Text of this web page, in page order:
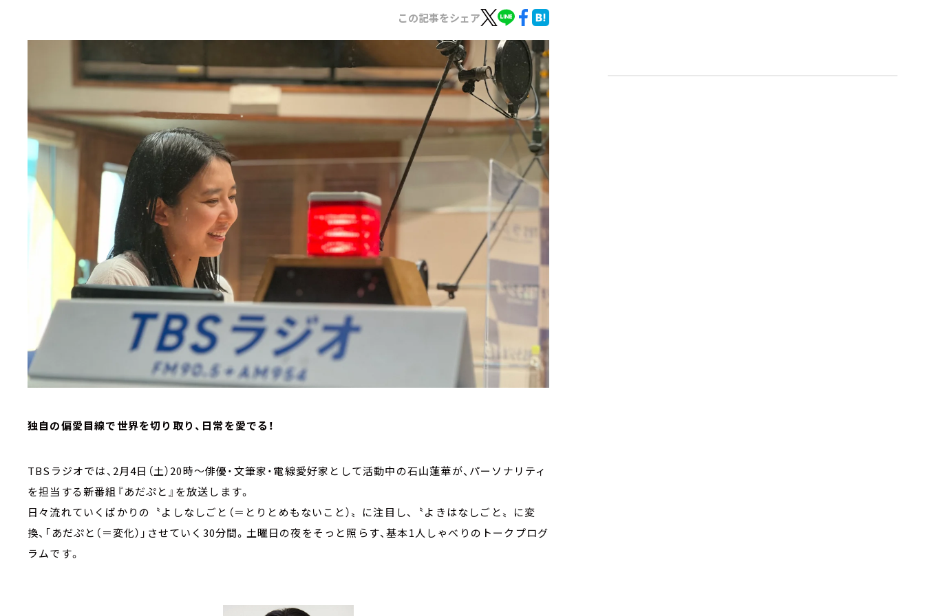
この記事をシェア
独自の偏愛目線で世界を切り取り、日常を愛でる！
TBSラジオでは、2月4日（土）20時～俳優・文筆家・電線愛好家として活動中の石山蓮華が、パーソナリティ
を担当する新番組『あだぷと』を放送します。
日々流れていくばかりの〝よしなしごと（＝とりとめもないこと）〟に注目し、〝よきはなしごと〟に変
換、「あだぷと（＝変化）」させていく30分間。土曜日の夜をそっと照らす、基本1人しゃべりのトークプログ
ラムです。